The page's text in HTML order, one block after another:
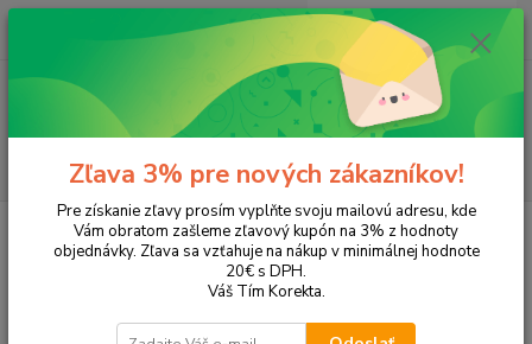
Hľadať
ks
za 0,00 EUR
Tonery a náplne do tlačiarní SAMSUNG CLX-3302
Zľava 3% pre nových zákazníkov!
Pre získanie zľavy prosím vyplňte svoju mailovú adresu, kde
Vám obratom zašleme zľavový kupón na 3% z hodnoty
objednávky. Zľava sa vzťahuje na nákup v minimálnej hodnote
20€ s DPH.
Váš Tím Korekta.